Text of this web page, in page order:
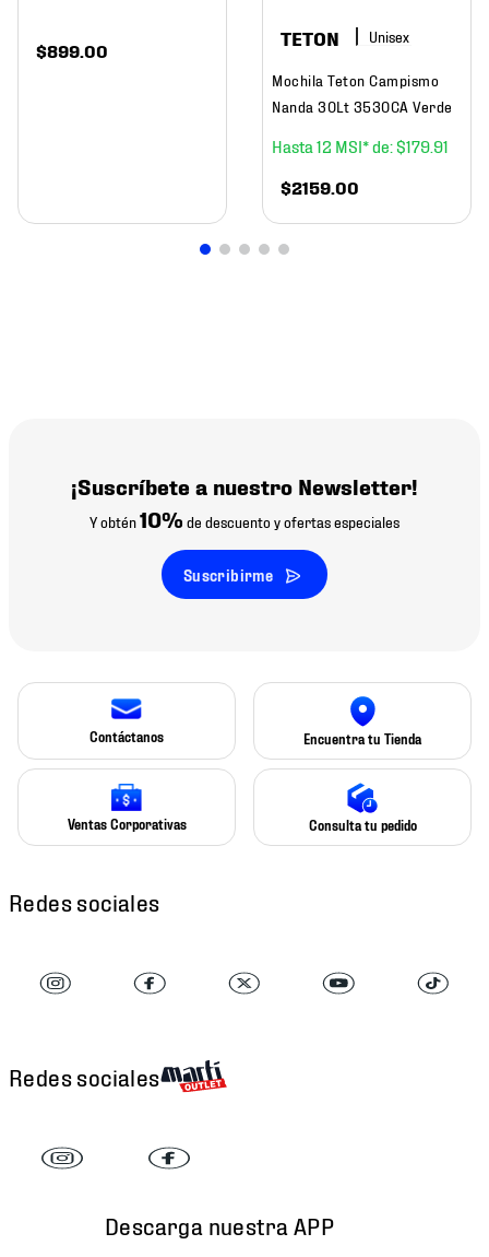
$899.00
TETON
Mochila Teton Campismo
Nanda 30Lt 3530CA Verde
12 $179 91
$2159.00
¡Suscríbete a nuestro Newsletter!
Y obtén10% de descuento y ofertas especiales
Suscribirme
Contáctanos Encuentra tu Tienda
Ventas Corporativas Consulta tu pedido
Redes sociales
Redes sociales
Descarga nuestra APP